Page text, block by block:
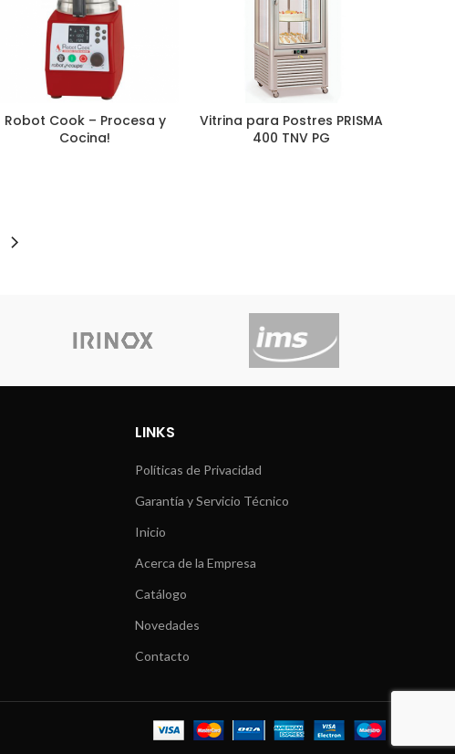
Robot Cook – Procesa y
Cocina!
Vitrina para Postres PRISMA
400 TNV PG
LINKS
Políticas de Privacidad
Garantía y Servicio Técnico
Inicio
Acerca de la Empresa
Catálogo
Novedades
Contacto